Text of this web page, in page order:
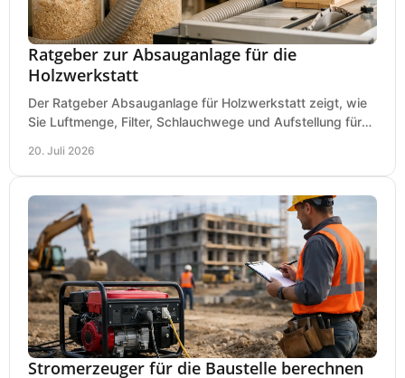
Ratgeber zur Absauganlage für die
Holzwerkstatt
Der Ratgeber Absauganlage für Holzwerkstatt zeigt, wie
Sie Luftmenge, Filter, Schlauchwege und Aufstellung für
20. Juli 2026
Stromerzeuger für die Baustelle berechnen